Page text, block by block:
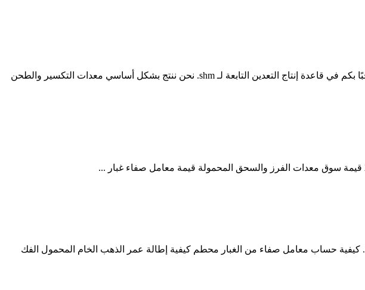
غبار الحجر مقابل تشغيل الكسارة. غبار الحجر مقابل تشغيل الكسارة منزل-غبار الحجر مقابل تشغيل الكسارة مرحبًا بكم في قاعدة إنتاج التعدين التابعة لـ shm. نحن ننتج بشكل أساسي معدات التكسير والطحن
معامل صفاء غبار الكسارة كيفية حساب الغبار محطم طن في cubicmeter. حساب الفك كفاءة محطم meremeti eu. كيفية حساب معامل صفاء من الغبار محطم كيفية إطالة عمر الذهب الخام المحمول الفك